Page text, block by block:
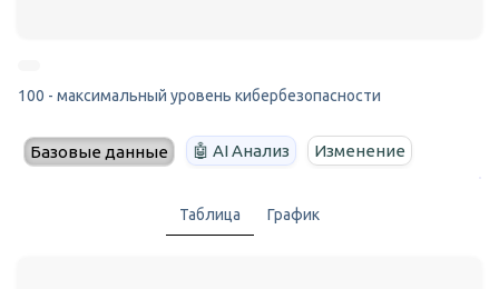
100 - максимальный уровень кибербезопасности
Базовые данные 🤖 AI Анализ Изменение
Таблица График